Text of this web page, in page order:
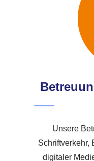
Unsere
Schriftverkehr,
digitaler